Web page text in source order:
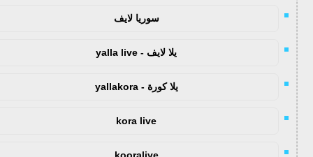
سوريا لايف
يلا لايف - yalla live
يلا كورة - yallakora
kora live
kooralive